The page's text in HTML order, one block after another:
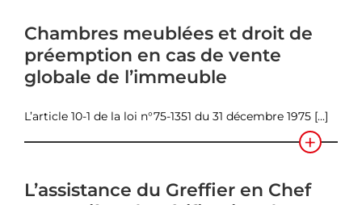
Chambres meublées et droit de
préemption en cas de vente
globale de l’immeuble
L’article 10-1 de la loi n°75-1351 du 31 décembre 1975 [...]
L’assistance du Greffier en Chef